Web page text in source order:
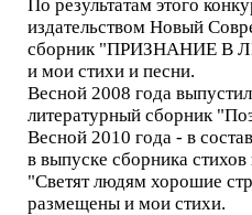
По результатам этого
издательством Новый
сборник "ПРИЗНАНИЕ В
и мои стихи и пеcни.
Весной 2008 года
литературный сборник
Весной 2010 года - в
в выпуске сборника стихов
"Светят людям хорошие
размещены и мои стихи.